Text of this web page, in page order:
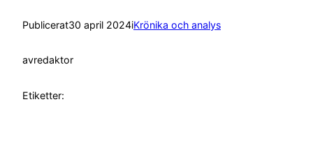
Publicerat30 april 2024iKrönika och analys
avredaktor
Etiketter: